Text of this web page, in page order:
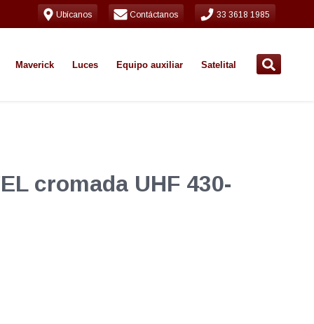
Ubícanos Contáctanos 33 3618 1985
Maverick Luces Equipo auxiliar Satelital
cromada UHF 430-